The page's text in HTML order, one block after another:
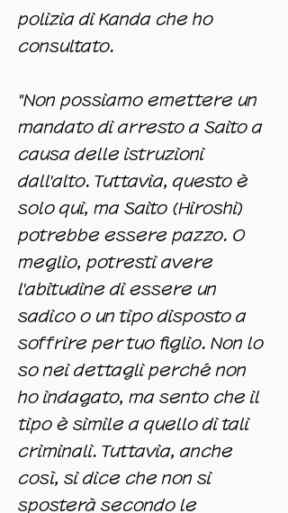
polizia di Kanda che ho
consultato.
"Non possiamo emettere un
mandato di arresto a Saito a
causa delle istruzioni
dall'alto. Tuttavia, questo è
solo qui, ma Saito (Hiroshi)
potrebbe essere pazzo. O
meglio, potresti avere
l'abitudine di essere un
sadico o un tipo disposto a
soffrire per tuo figlio. Non lo
so nei dettagli perché non
ho indagato, ma sento che il
tipo è simile a quello di tali
criminali. Tuttavia, anche
così, si dice che non si
sposterà secondo le